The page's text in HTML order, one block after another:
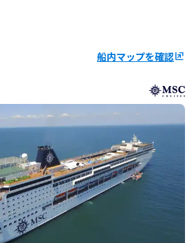
船内マップを確認ungroup